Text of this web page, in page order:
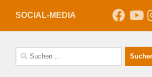
SOCIAL-MEDIA
Suche
nach: